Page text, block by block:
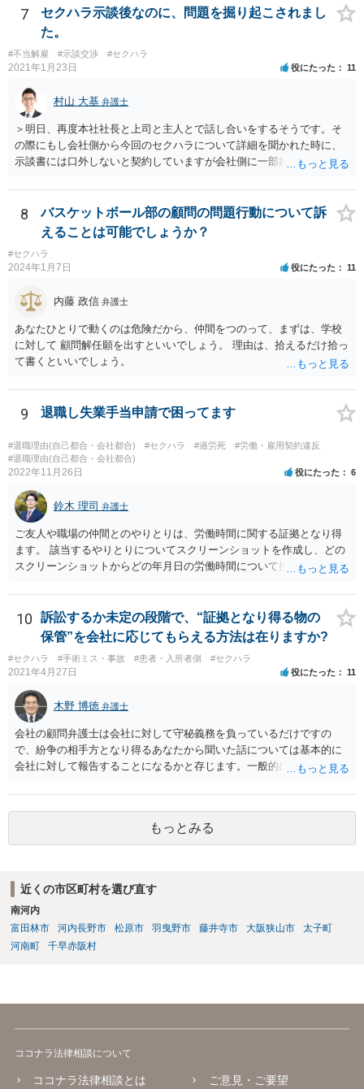
方の行為は、ご相談者様の名誉や名誉感情を損なう事項を第三者に通
知したものであり、社内でも共有されている実態を考えれば、金額の
多寡は別として、名誉毀損に基づく損害賠償請求などが成立する可能
性もあるかと思われます。 本件に対する対応ですが、そもそも根拠を
欠く主張であり、会社としても相手方の請求を取り合うつもり事態が
ない可能性もあるかと思われます。 こうした場合であれば、結局は相
手方として、言い分がなにも通らないまま、断念ををすることにな
り、ご相談者様も直接に問題のある人物と接触を持たずに済むかと思
いますので、必ずしも、ご相談者様がコストをかけて、相手方を責め
るまでをしなくともよいかとも考えられます。 もっとも、ご相談者様
として本件行動が納得できない場合には、コスト面も生じることから
十分にご検討をいただく必要はあるかと思いますが、相手方に対して
正式な警告の書面を送ったり、名誉毀損に当たりうる行為について、
賠償を求めていく余地はあるかと思われます。
7
セクハラ示談後なのに、問題を掘り起こされまし
た。
#不当解雇 #示談交渉 #セクハラ
2021年1月23日 役にたった 11
村山 大基 弁護士
＞明日、再度本社社長と上司と主人とで話し合いをするそうです。そ
の際にもし会社側から今回のセクハラについて詳細を聞かれた時に、
示談書には口外しないと契約していますが会社側に一部始終を話して
合、どのように対応したら良いですか？ 一番無難なのは、①事前に弁
護士に相談してからにしたい、と伝え、②話し合いを延期してもらっ
てご主人が近くで法律相談に行くことです。 ネット上ですと、示談書
も確認できませんし、「言葉による下ネタ」がどのようなものか、示
談に至る具体的な経緯、示談後相手が会社に話した内容など、詳しい
事情がわかりません。これらの事情がわからずに、相談者さんからの
又聞きの情報だけをもとに回答するのは妥当ではないと考えるからで
す。
8
バスケットボール部の顧問の問題行動について訴
えることは可能でしょうか？
#セクハラ
2024年1月7日 役にたった 11
内藤 政信 弁護士
あなたひとりで動くのは危険だから、仲間をつのって、まずは、学校
に対して 顧問解任願を出すといいでしょう。 理由は、拾えるだけ拾っ
て書くといいでしょう。
9 退職し失業手当申請で困ってます
#退職理由(自己都合・会社都合) #セクハラ #過労死
#労働・雇用契約違反
#退職理由(自己都合・会社都合)
2022年11月26日 役にたった 6
鈴木 理司 弁護士
ご友人や職場の仲間とのやりとりは、労働時間に関する証拠となり得
ます。 該当するやりとりについてスクリーンショットを作成し、どの
スクリーンショットからどの年月日の労働時間について推定できるか
10
訴訟するか未定の段階で、“証拠となり得る物の
保管”を会社に応じてもらえる方法は在りますか?
#セクハラ #手術ミス・事故 #患者・入所者側 #セクハラ
2021年4月27日 役にたった 11
木野 博徳 弁護士
会社の顧問弁護士は会社に対して守秘義務を負っているだけですの
で、紛争の相手方となり得るあなたから聞いた話については基本的に
会社に対して報告することになるかと存じます。一般的に弁護士かぎ
ってはあるかもしれませんが、相手方に誤解を与える可能性があり、
利益相反の問題が生じうるのでそういった要請は拒絶する場合が大半
でしょうし、とりわけ今回の状況において弁護士かぎりの話にしてほ
しいという要望を受け容れる弁護士はほとんどいないと思います。 会
に相談した上で、事案の見通し等を示してもらい、訴訟するかどうか
を早急に決断された方が良いかと存じます。訴訟提起を選択される場
合は、通常、会社が隠蔽のため過去の記録を廃棄すること等を防ぐた
め、弁護士と相談の上、訴え提起前の証拠保全の要否等を検討するこ
もっとみる
近くの市区町村を選び直す
南河内
富田林市
河内長野市 松原市 羽曳野市 藤井寺市 大阪狭山市
太子町
河南町
千早赤阪村
ココナラ法律相談について
ココナラ法律相談とは ご意見・ご要望